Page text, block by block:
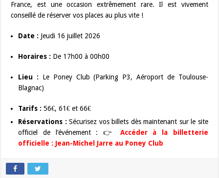
France, est une occasion extrêmement rare. Il est vivement
conseillé de réserver vos places au plus vite !
Date : Jeudi 16 juillet 2026
Horaires : De 17h00 à 00h00
Lieu : Le Poney Club (Parking P3, Aéroport de Toulouse-
Blagnac)
Tarifs : 56€, 61€ et 66€
Réservations : Sécurisez vos billets dès maintenant sur le site
officiel de l’événement : 👉 Accéder à la billetterie
officielle : Jean-Michel Jarre au Poney Club